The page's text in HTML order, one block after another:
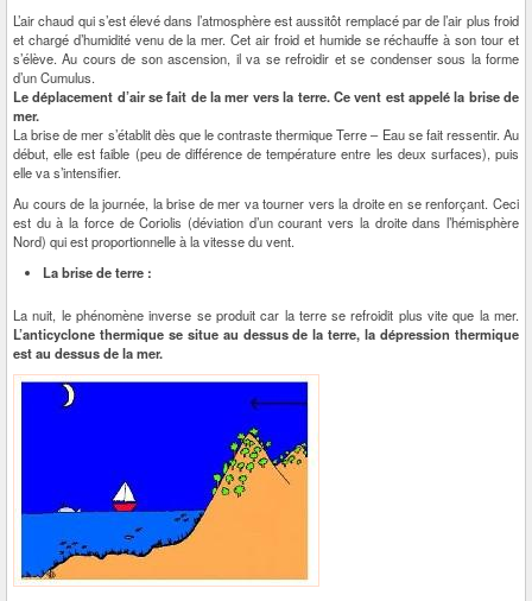
L’air chaud qui s’est élevé dans l’atmosphère est aussitôt remplacé par de l’air plus froid
et chargé d’humidité venu de la mer. Cet air froid et humide se réchauffe à son tour et
s’élève. Au cours de son ascension, il va se refroidir et se condenser sous la forme
d’un Cumulus.
Le déplacement d’air se fait de la mer vers la terre. Ce vent est appelé la brise de
mer.
La brise de mer s’établit dès que le contraste thermique Terre – Eau se fait ressentir. Au
début, elle est faible (peu de différence de température entre les deux surfaces), puis
elle va s’intensifier.
Au cours de la journée, la brise de mer va tourner vers la droite en se renforçant. Ceci
est du à la force de Coriolis (déviation d’un courant vers la droite dans l’hémisphère
Nord) qui est proportionnelle à la vitesse du vent.
La brise de terre :
La nuit, le phénomène inverse se produit car la terre se refroidit plus vite que la mer.
L’anticyclone thermique se situe au dessus de la terre, la dépression thermique
est au dessus de la mer.